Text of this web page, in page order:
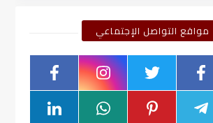
مواقع التواصل الإجتماعي